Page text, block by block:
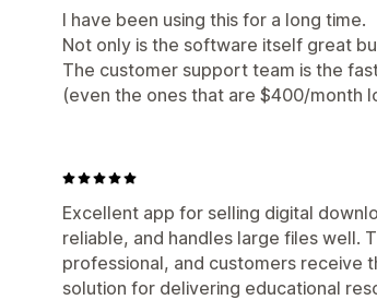
I have been using this for a long time.
Not only is the software itself great
The customer support team is the
(even the ones that are $400/month
Excellent app for selling digital
reliable, and handles large files well.
professional, and customers receive
solution for delivering educational